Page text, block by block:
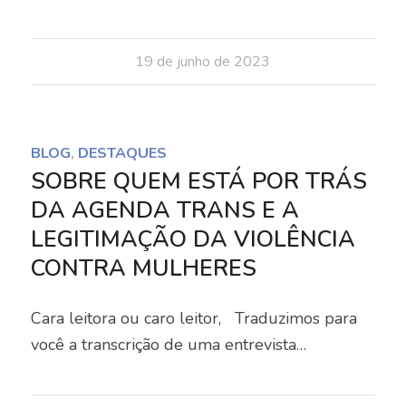
19 de junho de 2023
BLOG, DESTAQUES
SOBRE QUEM ESTÁ POR TRÁS
DA AGENDA TRANS E A
LEGITIMAÇÃO DA VIOLÊNCIA
CONTRA MULHERES
Cara leitora ou caro leitor, Traduzimos para
você a transcrição de uma entrevista…